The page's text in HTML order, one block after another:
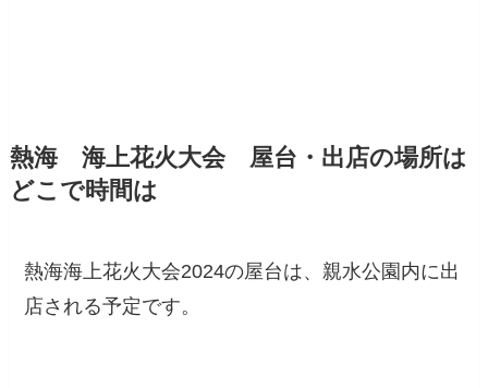
熱海 海上花火大会 屋台・出店の場所は
どこで時間は
熱海海上花火大会2024の屋台は、親水公園内に出
店される予定です。